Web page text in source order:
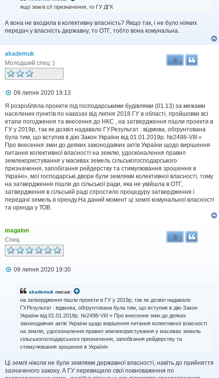
л
е
я
ящо землі с/г призначення, то ГУ ДГК
А вона не входила в колективну власність? Якщо так, і не було ніяких
передач у власність державну, то ОТГ, тобто вона комунальна.
akademuk
Молодший спец :)
0
П
в
і
д
о
м
л
е
н
н
я
09 липня 2020 19:13
Я розробляла проекти під господарськими будівлями (01.13) за межами
населених пунктів по наказах від липня 2018 ГУ в області, пройшовки всі
етапи погодження та внесення до НКС , на затвердження пішли проекти в
ГУ у 2019р, так як дозвіл надавало ГУ.Результат : відмова, обгрунтована
була тим, що вступив в дію Закон України від 01.01.2019р. №2498-VIII «
Про внесення змін до деяких законодавчих актів України щодо вирішення
питання колективної власності на землю, удосконалення правил
землекористування у масивах земель сільськогосподарського
призначення, запобігання рейдерству та стимулювання зрошення в
Україні», мої господарські двори були землями колективної власності, тому
на затвердження пішли до сільської ради, яка не увійшла в ОТГ,
затвердження в сільській раді спростило процедуру затвердження і
передачі земель в оренду.На даний момент ці землі комунальної власності
та оренда у ТОВ.
magalon
Спец
0
П
09 липня 2020 19:30
akademuk писав:
на затвердження пішли проекти в ГУ у 2019р, так як дозвіл надавало
ГУ.Результат : відмова, обгрунтована була тим, що вступив в дію Закон
України від 01.01.2019р. №2498-VIII « Про внесення змін до деяких
законодавчих актів України щодо вирішення питання колективної власності
на землю, удосконалення правил землекористування у масивах земель
сільськогосподарського призначення, запобігання рейдерству та
стимулювання зрошення в Україні»
Ці землі ніколи не були землями державної власності, навіть до прийняття
зазначеного закону. А ГУ перевищило свої повноваження по